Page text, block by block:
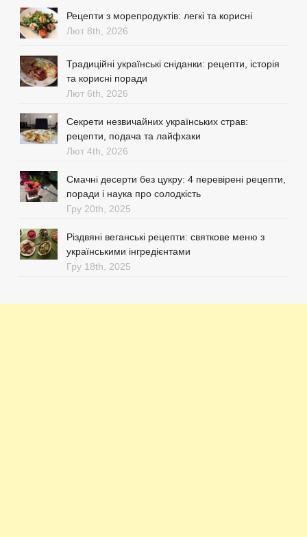
Рецепти з морепродуктів: легкі та корисні
Лют 8th, 2026
Традиційні українські сніданки: рецепти, історія
та корисні поради
Лют 6th, 2026
Секрети незвичайних українських страв:
рецепти, подача та лайфхаки
Лют 4th, 2026
Смачні десерти без цукру: 4 перевірені рецепти,
поради і наука про солодкість
Гру 20th, 2025
Різдвяні веганські рецепти: святкове меню з
українськими інгредієнтами
Гру 18th, 2025